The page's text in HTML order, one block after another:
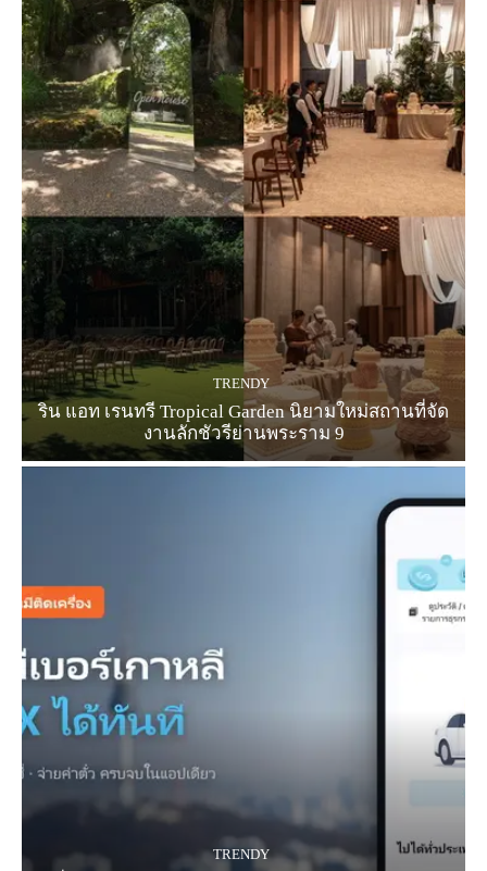
TRENDY
ริน แอท เรนทรี Tropical Garden นิยามใหม่สถานที่จัด
งานลักชัวรีย่านพระราม 9
TRENDY